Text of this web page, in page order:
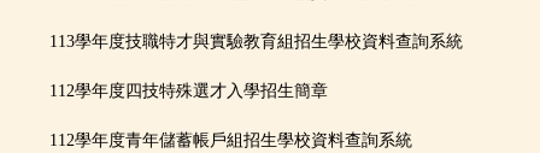
表件下載
聯合招生：主辦單位連結
113學年度技職特才與實驗教育組招生學校資料查詢系統
112學年度四技特殊選才入學招生簡章
112學年度青年儲蓄帳戶組招生學校資料查詢系統